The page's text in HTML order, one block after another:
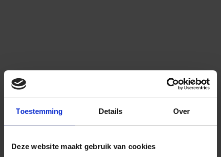
Toestemming Details Over
Deze website maakt gebruik van cookies